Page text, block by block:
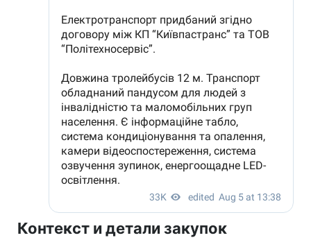
Контекст и детали закупок